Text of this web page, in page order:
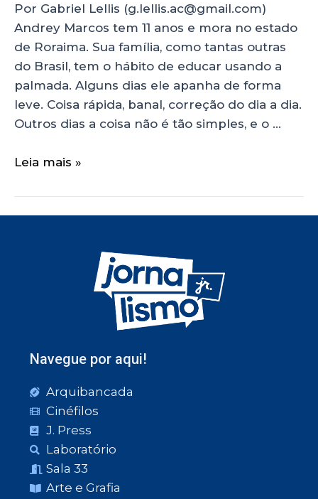
Por Gabriel Lellis (g.lellis.ac@gmail.com)
Andrey Marcos tem 11 anos e mora no estado
de Roraima. Sua família, como tantas outras
do Brasil, tem o hábito de educar usando a
palmada. Alguns dias ele apanha de forma
leve. Coisa rápida, banal, correção do dia a dia.
Outros dias a coisa não é tão simples, e o …
Leia mais »
Navegue por aqui!
Arquibancada
Cinéfilos
J. Press
Laboratório
Sala 33
Arte e Grafia